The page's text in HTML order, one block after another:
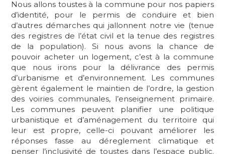
Nous allons toustes à la commune pour nos papiers
d’identité, pour le permis de conduire et bien
d’autres démarches qui jallonnent notre vie (tenue
des registres de l’état civil et la tenue des registres
de la population). Si nous avons la chance de
pouvoir acheter un logement, c’est à la commune
que nous irons pour la délivrance des permis
d’urbanisme et d’environnement. Les communes
gèrent également le maintien de l’ordre, la gestion
des voiries communales, l’enseignement primaire.
Les communes peuvent planifier une politique
urbanistique et d’aménagement du territoire qui
leur est propre, celle-ci pouvant améliorer les
réponses fasse au déreglement climatique et
penser l’inclusivité de toustes dans l’espace public.